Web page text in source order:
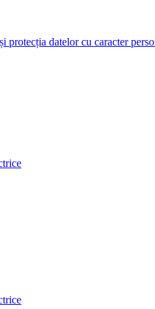
protecția datelor cu caracter